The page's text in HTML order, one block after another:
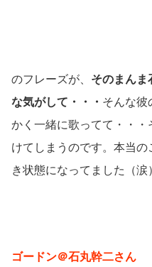
のフレーズが、 そのまんま
な気がして・・・ そんな彼
かく一緒に歌ってて・・
けてしまうのです。本当
き状態になってました（涙
ゴードン＠石丸幹二さん